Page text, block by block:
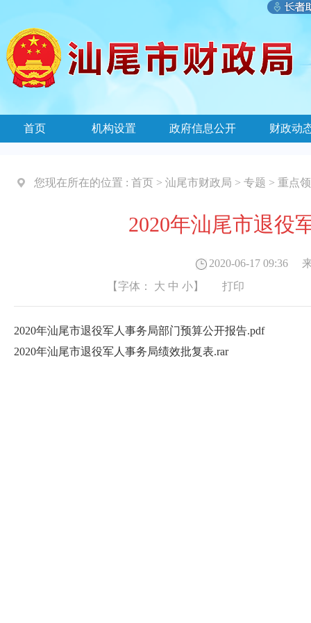
首页 机构设置 政府信息公开 财政动
您现在所在的位置 : 首页 > 汕尾市财政局 > 专题 > 重点
2020年汕尾市退役
2020-06-17 09:36
【字体： 大 中 小】 打印
2020年汕尾市退役军人事务局部门预算公开报告.pdf
2020年汕尾市退役军人事务局绩效批复表.rar